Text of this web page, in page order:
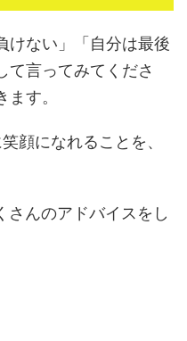
けない」「自分は最後
て言ってみてくださ
す。
顔になれることを、
んのアドバイスをし